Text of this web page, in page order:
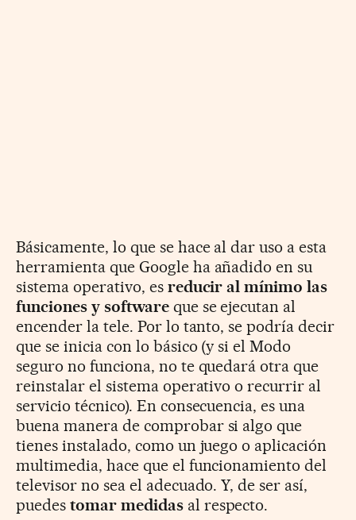
Básicamente, lo que se hace al dar uso a esta
herramienta que Google ha añadido en su
sistema operativo, es reducir al mínimo las
funciones y softwareque se ejecutan al
encender la tele. Por lo tanto, se podría decir
que se inicia con lo básico (y si el Modo
seguro no funciona, no te quedará otra que
reinstalar el sistema operativo o recurrir al
servicio técnico). En consecuencia, es una
buena manera de comprobar si algo que
tienes instalado, como un juego o aplicación
multimedia, hace que el funcionamiento del
televisor no sea el adecuado. Y, de ser así,
puedes tomar medidasal respecto.